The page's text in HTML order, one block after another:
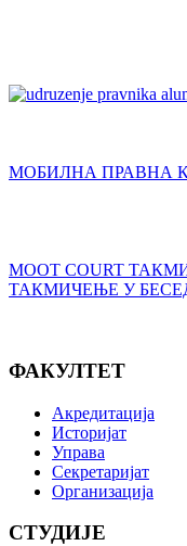
МОБИЛНА ПРАВНА
MOOT COURT
ТАКМИЧЕЊЕ У
ФАКУЛТЕТ
Акредитација
Историјат
Управа
Секретаријат
Организација
СТУДИЈЕ